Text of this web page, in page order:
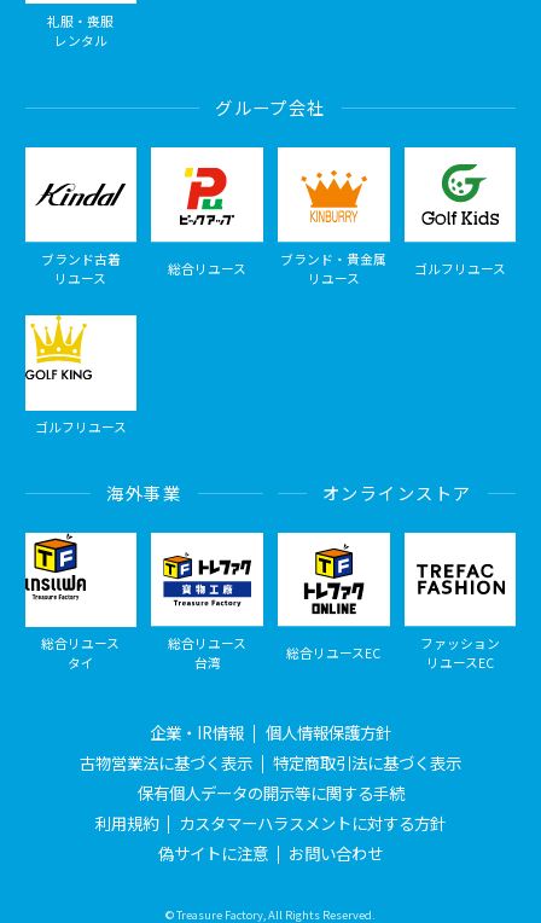
礼服・喪服
レンタル
グループ会社
ブランド古着
リユース
総合リユース
ブランド・貴金属
リユース
ゴルフリユース
ゴルフリユース
海外事業
総合リユース
タイ
総合リユース
台湾
オンラインストア
総合リユースEC
ファッション
リユースEC
企業・IR情報
個人情報保護方針
古物営業法に基づく表示
特定商取引法に基づく表示
保有個人データの開示等に関する手続
利用規約
カスタマーハラスメントに対する方針
偽サイトに注意
お問い合わせ
© Treasure Factory, All Rights Reserved.